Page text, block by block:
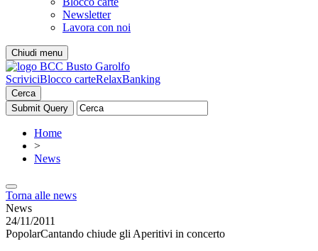
Newsletter
Lavora con noi
Chiudi menu
ScriviciBlocco carteRelaxBanking
Cerca
Home
>
News
Torna alle news
News
24/11/2011
PopolarCantando chiude gli Aperitivi in concerto